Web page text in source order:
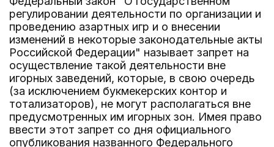
регулировании деятельности по организации и
проведению азартных игр и о внесении
изменений в некоторые законодательные акты
Российской Федерации" называет запрет на
осуществление такой деятельности вне
игорных заведений, которые, в свою очередь
(за исключением букмекерских контор и
тотализаторов), не могут располагаться вне
предусмотренных им игорных зон. Имея право
ввести этот запрет со дня официального
опубликования названного Федерального